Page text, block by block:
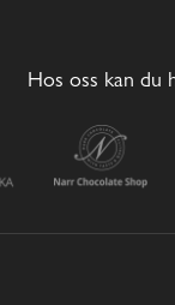
Hos oss kan du